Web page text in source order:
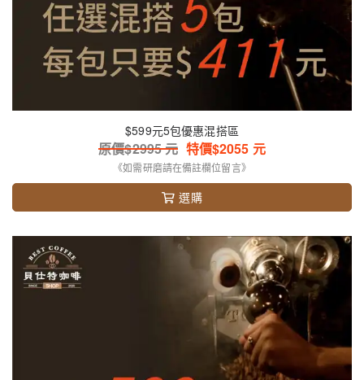
$599元5包優惠混搭區
原價$2995元 特價$2055 元
《如需研磨請在備註欄位留言》
選購